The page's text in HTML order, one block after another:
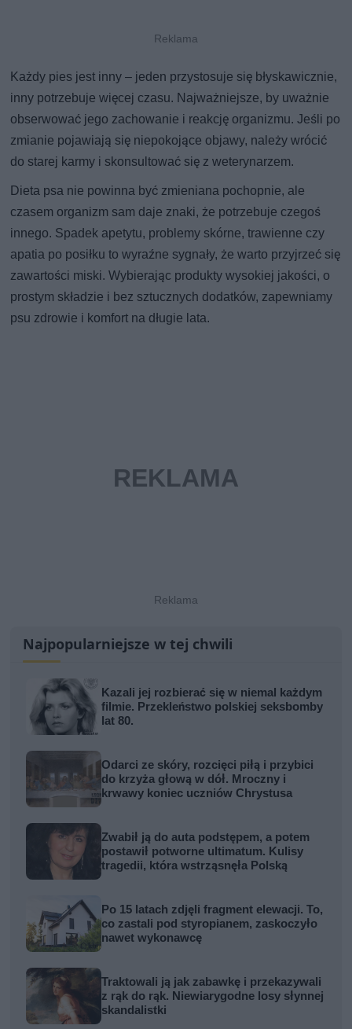
Każdy pies jest inny – jeden przystosuje się błyskawicznie,
inny potrzebuje więcej czasu. Najważniejsze, by uważnie
obserwować jego zachowanie i reakcję organizmu. Jeśli po
zmianie pojawiają się niepokojące objawy, należy wrócić
do starej karmy i skonsultować się z weterynarzem.
Dieta psa nie powinna być zmieniana pochopnie, ale
czasem organizm sam daje znaki, że potrzebuje czegoś
innego. Spadek apetytu, problemy skórne, trawienne czy
apatia po posiłku to wyraźne sygnały, że warto przyjrzeć się
zawartości miski. Wybierając produkty wysokiej jakości, o
prostym składzie i bez sztucznych dodatków, zapewniamy
psu zdrowie i komfort na długie lata.
Najpopularniejsze w tej chwili
Kazali jej rozbierać się w niemal każdym
filmie. Przekleństwo polskiej seksbomby
lat 80.
Odarci ze skóry, rozcięci piłą i przybici
do krzyża głową w dół. Mroczny i
krwawy koniec uczniów Chrystusa
Zwabił ją do auta podstępem, a potem
postawił potworne ultimatum. Kulisy
tragedii, która wstrząsnęła Polską
Po 15 latach zdjęli fragment elewacji. To,
co zastali pod styropianem, zaskoczyło
nawet wykonawcę
Traktowali ją jak zabawkę i przekazywali
z rąk do rąk. Niewiarygodne losy słynnej
skandalistki